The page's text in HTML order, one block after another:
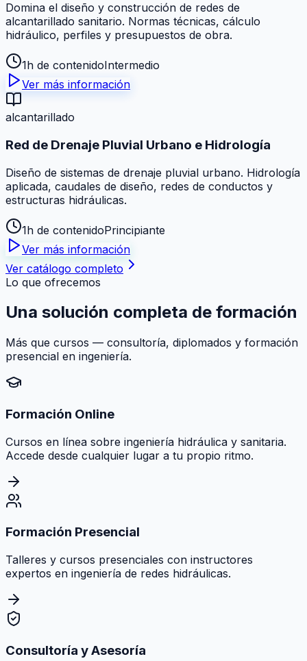
Domina el diseño y construcción de redes de
alcantarillado sanitario. Normas técnicas, cálculo
hidráulico, perfiles y presupuestos de obra.
1h de contenidoIntermedio
Ver más información
alcantarillado
Red de Drenaje Pluvial Urbano e Hidrología
Diseño de sistemas de drenaje pluvial urbano. Hidrología
aplicada, caudales de diseño, redes de conductos y
estructuras hidráulicas.
1h de contenidoPrincipiante
Ver más información
Ver catálogo completo
Lo que ofrecemos
Una solución completa de formación
Más que cursos — consultoría, diplomados y formación
presencial en ingeniería.
Formación Online
Cursos en línea sobre ingeniería hidráulica y sanitaria.
Accede desde cualquier lugar a tu propio ritmo.
Formación Presencial
Talleres y cursos presenciales con instructores
expertos en ingeniería de redes hidráulicas.
Consultoría y Asesoría